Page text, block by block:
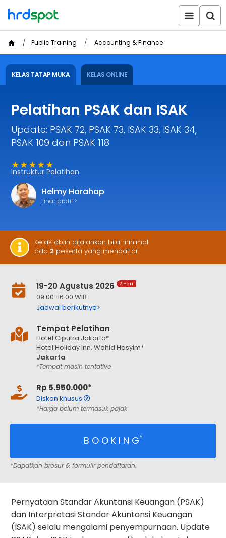
Public Training Accounting & Finance
KELAS TATAP MUKA KELAS ONLINE
Pelatihan PSAK dan ISAK
Update: PSAK 72, PSAK 73, ISAK 33, ISAK 34,
PSAK 109 dan PSAK 118
★★★★★
Instruktur Pelatihan
Helmy Harahap
Lihat profil >
Kelas akan dijalankan bila minimal
ada 2 peserta yang mendaftar.
19-20 Agustus 2026 2 Hari
09.00-16.00 WIB
Jadwal berikutnya>
Tempat Pelatihan
Hotel Ciputra Jakarta*
Hotel Holiday Inn, Wahid Hasyim*
Jakarta
*Tempat masih tentative
Rp 5.950.000*
Diskon khusus
*Harga belum termasuk pajak
B O O K I N G*
*Dapatkan brosur & formulir pendaftaran.
Pernyataan Standar Akuntansi Keuangan (PSAK)
dan Interpretasi Standar Akuntansi Keuangan
(ISAK) selalu mengalami penyempurnaan. Update